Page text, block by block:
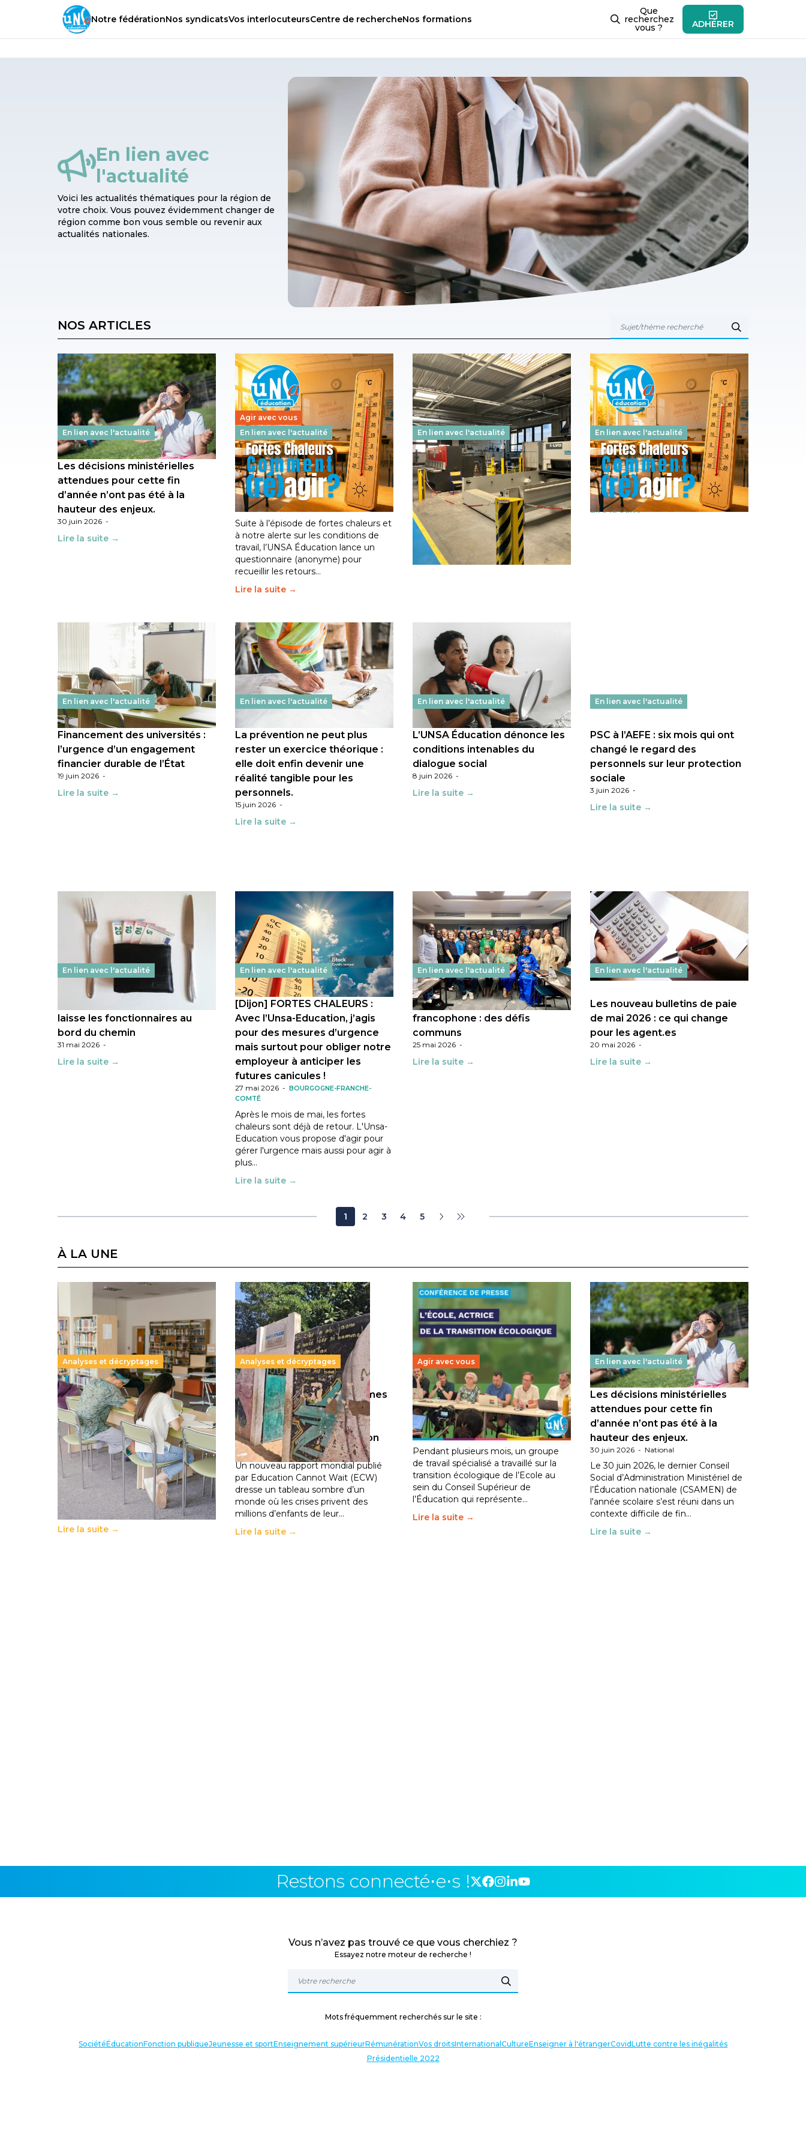
Notre fédérationNos syndicatsVos interlocuteursCentre de rechercheNos formations
Que
recherchez
vous ? ADHÉRER
En lien avec
l'actualité
Voici les actualités thématiques pour la région de
votre choix. Vous pouvez évidemment changer de
région comme bon vous semble ou revenir aux
actualités nationales.
NOS ARTICLES
En lien avec l'actualité
Les décisions ministérielles
attendues pour cette fin
d’année n’ont pas été à la
hauteur des enjeux.
30 juin 2026 -
Lire la suite →
Agir avec vous
En lien avec l'actualité
Canicule : personnels de
l’académie de GRENOBLE,
faites remonter vos situations
23 juin 2026- AUVERGNE-RHÔNE-ALPES
Suite à l’épisode de fortes chaleurs et
à notre alerte sur les conditions de
travail, l’UNSA Éducation lance un
questionnaire (anonyme) pour
recueillir les retours…
Lire la suite →
En lien avec l'actualité
Enseignement professionnel :
des perspectives à moyen
terme, mais les urgences des
personnels restent sans
réponse
22 juin 2026
Lire la suite →
En lien avec l'actualité
Canicule : gestion de crise et
mesures mises en oeuvre
22 juin 2026-
Lire la suite →
En lien avec l'actualité
Financement des universités :
l’urgence d’un engagement
financier durable de l’État
19 juin 2026 -
Lire la suite →
En lien avec l'actualité
La prévention ne peut plus
rester un exercice théorique :
elle doit enfin devenir une
réalité tangible pour les
personnels.
15 juin 2026 -
Lire la suite →
En lien avec l'actualité
L’UNSA Éducation dénonce les
conditions intenables du
dialogue social
8 juin 2026 -
Lire la suite →
En lien avec l'actualité
PSC à l’AEFE : six mois qui ont
changé le regard des
personnels sur leur protection
sociale
3 juin 2026 -
Lire la suite →
En lien avec l'actualité
Salaires : le gouvernement
laisse les fonctionnaires au
bord du chemin
31 mai 2026 -
Lire la suite →
En lien avec l'actualité
[Dijon] FORTES CHALEURS :
Avec l’Unsa-Education, j’agis
pour des mesures d’urgence
mais surtout pour obliger notre
employeur à anticiper les
futures canicules !
27 mai 2026 - BOURGOGNE-FRANCHE-
COMTÉ
Après le mois de mai, les fortes
chaleurs sont déjà de retour. L'Unsa-
Education vous propose d'agir pour
gérer l'urgence mais aussi pour agir à
plus…
Lire la suite →
En lien avec l'actualité
Education dans l’espace
francophone : des défis
communs
25 mai 2026 -
Lire la suite →
En lien avec l'actualité
Les nouveau bulletins de paie
de mai 2026 : ce qui change
pour les agent.es
20 mai 2026 -
Lire la suite →
1 2 3 4 5
À LA UNE
Analyses et décryptages
Supérieur privé : une dérive qui
met à mal la promesse
républicaine
11 juillet 2026- National
Le projet de loi sur la régulation de
l’enseignement supérieur privé met
en lumière l’amplification d’un
système qui relègue l’acte
pédagogique au superfétatoire, voire
à…
Lire la suite →
Analyses et décryptages
258 millions d’enfants victimes
de la guerre, des chocs
climatiques et des
déplacements de population
11 juillet 2026 -National
Un nouveau rapport mondial publié
par Education Cannot Wait (ECW)
dresse un tableau sombre d’un
monde où les crises privent des
millions d’enfants de leur…
Lire la suite →
Agir avec vous
Transition écologique de
l’éducation : l’UNSA Éducation
fait bouger les lignes
30 juin 2026-National
Pendant plusieurs mois, un groupe
de travail spécialisé a travaillé sur la
transition écologique de l’Ecole au
sein du Conseil Supérieur de
l’Éducation qui représente…
Lire la suite →
En lien avec l'actualité
Les décisions ministérielles
attendues pour cette fin
d’année n’ont pas été à la
hauteur des enjeux.
30 juin 2026 - National
Le 30 juin 2026, le dernier Conseil
Social d’Administration Ministériel de
l’Éducation nationale (CSAMEN) de
l'année scolaire s’est réuni dans un
contexte difficile de fin…
Lire la suite →
Restons connecté⋅e⋅s !
Vous n’avez pas trouvé ce que vous cherchiez ?
Essayez notre moteur de recherche !
Mots fréquemment recherchés sur le site :
SociétéÉducationFonction publiqueJeunesse et sportEnseignement supérieurRémunérationVos droitsInternational CultureEnseigner à l'étrangerCovidLutte contre les inégalités
Présidentielle 2022